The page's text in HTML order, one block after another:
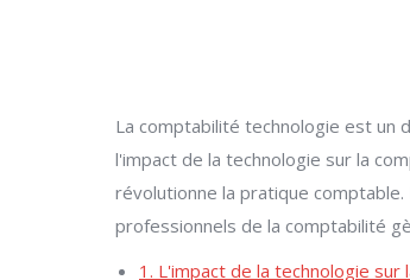
La comptabilité technologie est un
l'impact de la technologie sur la
révolutionne la pratique
professionnels de la comptabilité
1. L'impact de la technologie sur